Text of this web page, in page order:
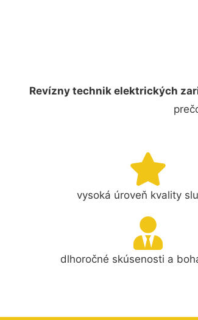
Revízny technik elektrických
vysoká úroveň kvality
dlhoročné skúsenosti a